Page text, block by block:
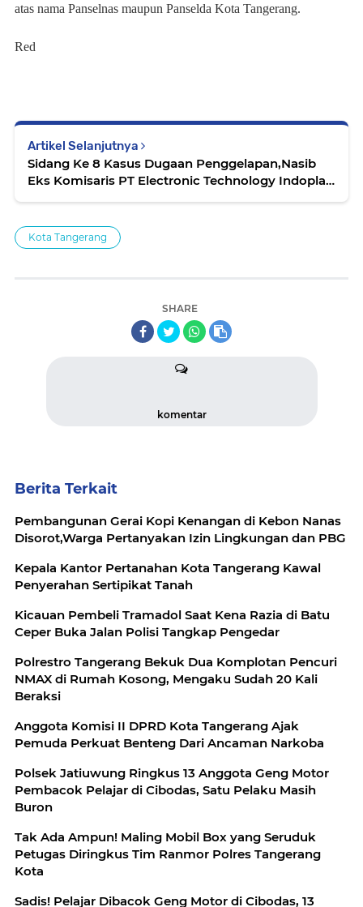
atas nama Panselnas maupun Panselda Kota Tangerang.
Red
Artikel Selanjutnya
Sidang Ke 8 Kasus Dugaan Penggelapan,Nasib
Eks Komisaris PT Electronic Technology Indoplas
Kota Tangerang
SHARE
komentar
Berita Terkait
Pembangunan Gerai Kopi Kenangan di Kebon Nanas
Disorot,Warga Pertanyakan Izin Lingkungan dan PBG
Kepala Kantor Pertanahan Kota Tangerang Kawal
Penyerahan Sertipikat Tanah
Kicauan Pembeli Tramadol Saat Kena Razia di Batu
Ceper Buka Jalan Polisi Tangkap Pengedar
Polrestro Tangerang Bekuk Dua Komplotan Pencuri
NMAX di Rumah Kosong, Mengaku Sudah 20 Kali
Beraksi
Anggota Komisi II DPRD Kota Tangerang Ajak
Pemuda Perkuat Benteng Dari Ancaman Narkoba
Polsek Jatiuwung Ringkus 13 Anggota Geng Motor
Pembacok Pelajar di Cibodas, Satu Pelaku Masih
Buron
Tak Ada Ampun! Maling Mobil Box yang Seruduk
Petugas Diringkus Tim Ranmor Polres Tangerang
Kota
Sadis! Pelajar Dibacok Geng Motor di Cibodas, 13